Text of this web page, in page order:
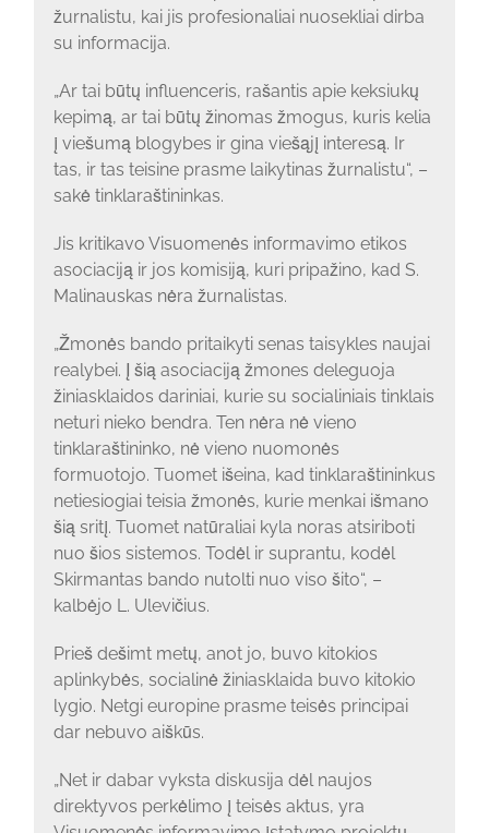
žurnalistu, kai jis profesionaliai nuosekliai dirba
su informacija.
„Ar tai būtų influenceris, rašantis apie keksiukų
kepimą, ar tai būtų žinomas žmogus, kuris kelia
į viešumą blogybes ir gina viešąjį interesą. Ir
tas, ir tas teisine prasme laikytinas žurnalistu“, –
sakė tinklaraštininkas.
Jis kritikavo Visuomenės informavimo etikos
asociaciją ir jos komisiją, kuri pripažino, kad S.
Malinauskas nėra žurnalistas.
„Žmonės bando pritaikyti senas taisykles naujai
realybei. Į šią asociaciją žmones deleguoja
žiniasklaidos dariniai, kurie su socialiniais tinklais
neturi nieko bendra. Ten nėra nė vieno
tinklaraštininko, nė vieno nuomonės
formuotojo. Tuomet išeina, kad tinklaraštininkus
netiesiogiai teisia žmonės, kurie menkai išmano
šią sritį. Tuomet natūraliai kyla noras atsiriboti
nuo šios sistemos. Todėl ir suprantu, kodėl
Skirmantas bando nutolti nuo viso šito“, –
kalbėjo L. Ulevičius.
Prieš dešimt metų, anot jo, buvo kitokios
aplinkybės, socialinė žiniasklaida buvo kitokio
lygio. Netgi europine prasme teisės principai
dar nebuvo aiškūs.
„Net ir dabar vyksta diskusija dėl naujos
direktyvos perkėlimo į teisės aktus, yra